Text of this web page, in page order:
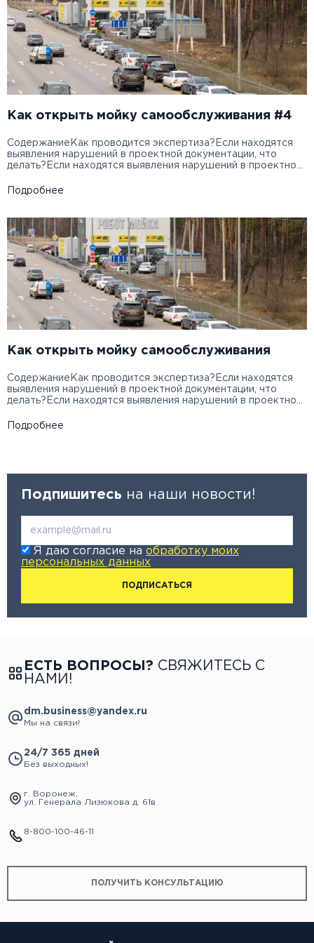
проектированием, строительством или покупкой объектов
недвижимости […]
Как открыть мойку самообслуживания #4
СодержаниеКак проводится экспертиза?Если находятся
выявления нарушений в проектной документации, что
делать?Если находятся выявления нарушений в проектной
нарушений в проектной документации, что делать?Если
Екатерина Трушковская: Услугами строительной
экспертизы пользуются все, кто так или иначе связан с
проектированием, строительством или покупкой объектов
недвижимости […]
Подробнее
Как открыть мойку самообслуживания
СодержаниеКак проводится экспертиза?Если находятся
выявления нарушений в проектной документации, что
делать?Если находятся выявления нарушений в проектной
нарушений в проектной документации, что делать?Если
недвижимости […]
Подробнее
Подпишитесь на наши новости!
Я даю согласие на обработку моих
персональных данных
ПОДПИСАТЬСЯ
ЕСТЬ ВОПРОСЫ? СВЯЖИТЕСЬ С
НАМИ!
dm.business@yandex.ru
Мы на связи!
24/7 365 дней
Без выходных!
г. Воронеж,
ул. Генерала Лизюкова д. 61в
8-800-100-46-11
ПОЛУЧИТЬ КОНСУЛЬТАЦИЮ